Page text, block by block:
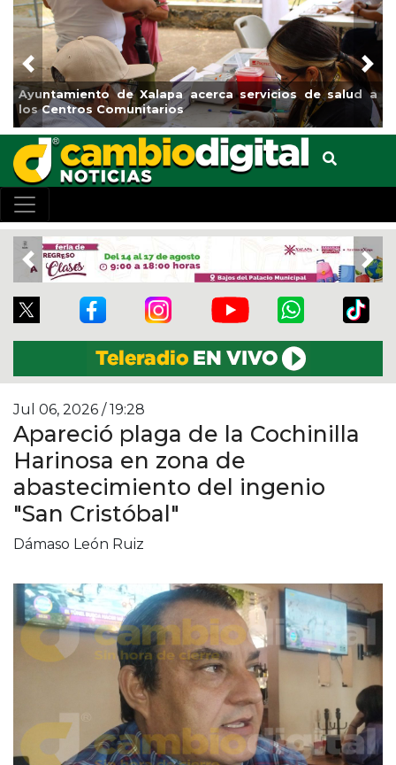
de Xalapa acerca servicios de salud a
Comunitarios
Municipio
el boulevard
Previous
Previous
Jul 06, 2026 / 19:28
Apareció plaga de la Cochinilla
Harinosa en zona de
abastecimiento del ingenio
"San Cristóbal"
Dámaso León Ruiz